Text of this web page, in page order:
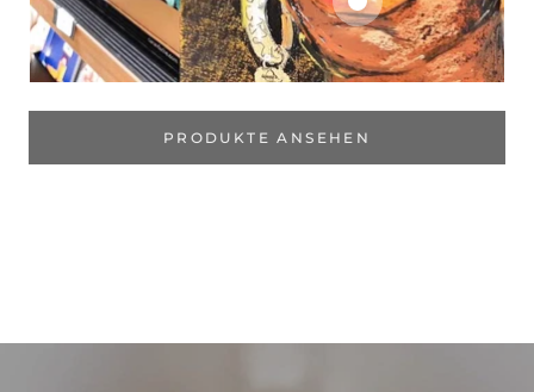
PRODUKTE ANSEHEN